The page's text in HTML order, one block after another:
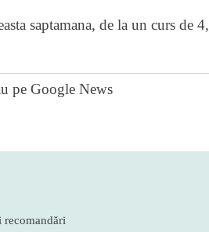
saptamana, de la un curs de
pe Google News
recomandări